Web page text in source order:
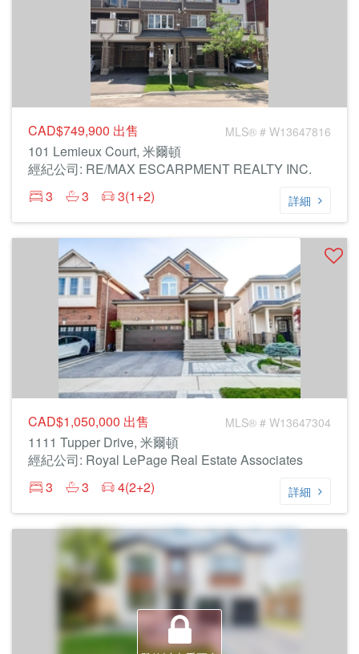
CAD$749,900 出售 MLS® # W13647816
101 Lemieux Court, 米爾頓
經紀公司: RE/MAX ESCARPMENT REALTY INC.
3
3 3(1+2) 詳細
CAD$1,050,000 出售 MLS® # W13647304
1111 Tupper Drive, 米爾頓
經紀公司: Royal LePage Real Estate Associates
3
3 4(2+2) 詳細